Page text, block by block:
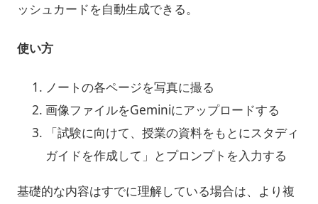
ッシュカードを自動生成できる。
使い方
ノートの各ページを写真に撮る
画像ファイルをGeminiにアップロードする
「試験に向けて、授業の資料をもとにスタディ
ガイドを作成して」とプロンプトを入力する
基礎的な内容はすでに理解している場合は、より複